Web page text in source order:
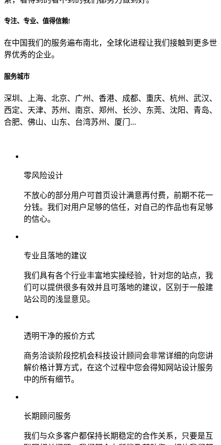
专注、专业、值得信赖!
在中国我们的服务遍布南北，全球化进程让我们接触到更多世
界优秀的企业。
服务城市
深圳、上海、北京、广州、香港、成都、重庆、杭州、武汉、
西定、天津、苏州、南京、郑州、长沙、东莞、沈阳、青岛、
合肥、佛山、山东、台湾苏州、厦门...
零风险设计
不放心的部分用户可首页设计满意再付费，前期不花一
分钱。我们对用户足够的信任，对自己的作品也有足够
的信心。
专业且落地的建议
我们具有各个行业丰富地实操经验，针对您的站点，我
们可以提供很多有效并且可落地的建议，区别于一般建
站公司的浅显意见。
透明干净的报价方式
商务洽谈阶段挖机会科技设计顾问会非常详细的向您讲
解价格计算方式，在这个过程中您会得知网站设计服务
中的所有细节。
长期顾问服务
我们与众多客户都保持长期稳定的合作关系，只要是互